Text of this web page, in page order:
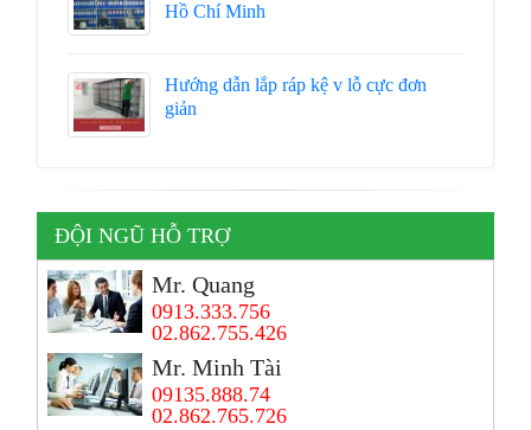
Hồ Chí Minh
Hướng dẫn lắp ráp kệ v lỗ cực đơn
giản
ĐỘI NGŨ HỖ TRỢ
Mr. Quang
0913.333.756
02.862.755.426
Mr. Minh Tài
09135.888.74
02.862.765.726